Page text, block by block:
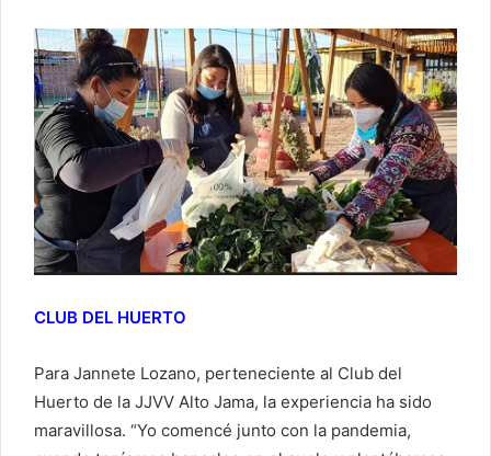
CLUB DEL HUERTO
Para Jannete Lozano, perteneciente al Club del
Huerto de la JJVV Alto Jama, la experiencia ha sido
maravillosa. “Yo comencé junto con la pandemia,